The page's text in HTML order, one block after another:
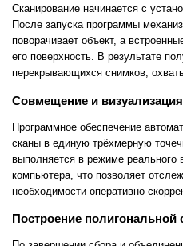
Сканирование начинается с
После запуска программы
поворачивает объект, а
его поверхность. В результате
перекрывающихся снимков,
Совмещение и визуализация
Программное обеспечение
сканы в единую трёхмерную
выполняется в режиме реального
компьютера, что позволяет
необходимости оперативно
Построение полигональной